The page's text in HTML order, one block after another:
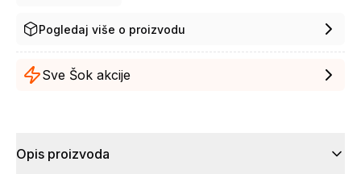
Pogledaj više o proizvodu
Sve Šok akcije
Opis proizvoda